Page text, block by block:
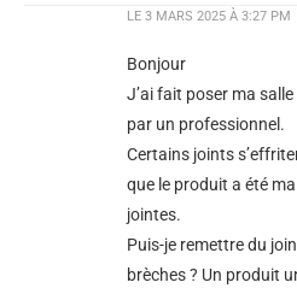
LE 3 MARS 2025 À 3:27 PM
Bonjour
J’ai fait poser ma
par un professionnel.
Certains joints
que le produit a été
jointes.
Puis-je remettre du
brèches ? Un produit